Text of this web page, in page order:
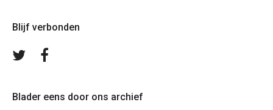
Blijf verbonden
Volg
Blader eens door ons archief